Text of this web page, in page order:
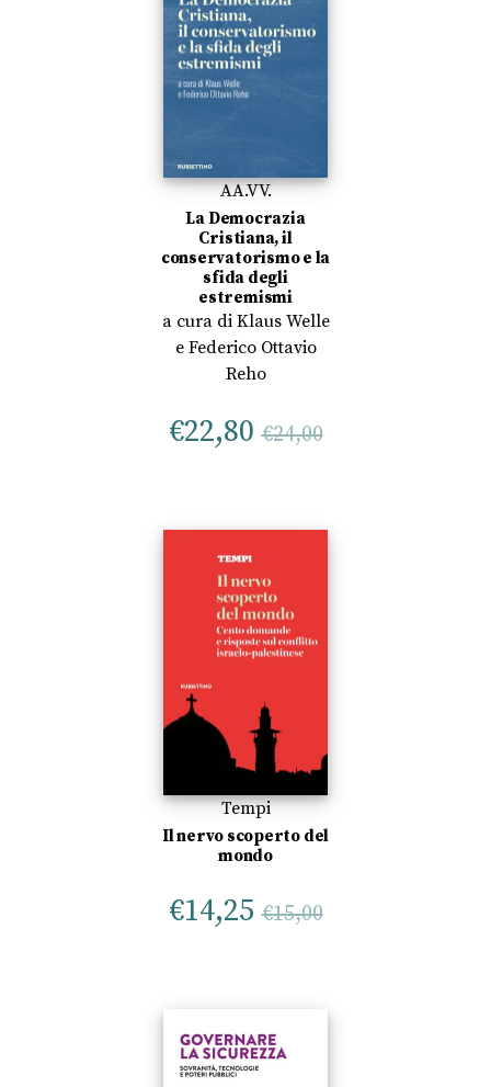
AA.VV.
La Democrazia
Cristiana, il
conservatorismo e la
sfida degli
estremismi
a cura di Klaus Welle
e Federico Ottavio
Reho
€22,80 €24,00
Tempi
Il nervo scoperto del
mondo
€14,25 €15,00